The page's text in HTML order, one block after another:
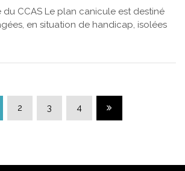
CCAS Le plan canicule est destiné
en situation de handicap, isolées
2 3 4 Page suivante